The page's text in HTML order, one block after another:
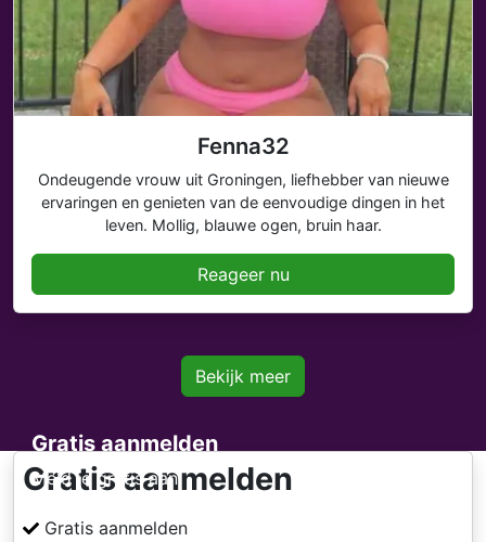
Fenna32
Ondeugende vrouw uit Groningen, liefhebber van nieuwe
ervaringen en genieten van de eenvoudige dingen in het
leven. Mollig, blauwe ogen, bruin haar.
Reageer nu
Bekijk meer
Gratis aanmelden
Meld je gratis aan
Gratis aanmelden
Gratis aanmelden